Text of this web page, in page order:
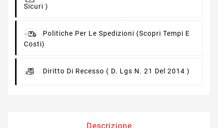
Sicuri )
Politiche Per Le Spedizioni (scopri Tempi E
Costi)
Diritto Di Recesso ( D. Lgs N. 21 Del 2014 )
Descrizione